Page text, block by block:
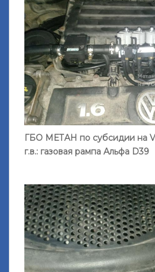
ГБО МЕТАН по субсидии на
г.в.: газовая рампа Альфа D39